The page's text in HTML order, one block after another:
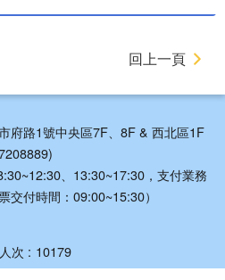
回上一頁
府路1號中央區7F、8F & 西北區1F
、13:30~17:30，支付業務
交付時間：09:00~15:30）
次 10179